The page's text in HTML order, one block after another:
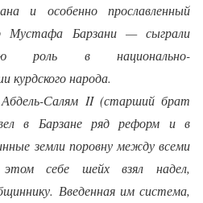
и особенно прославленный
Мустафа Барзани — сыграли
роль в национально-
курдского народа.
Салям II (старший брат
в Барзане ряд реформ и в
земли поровну между всеми
себе шейх взял надел,
Введенная им система,